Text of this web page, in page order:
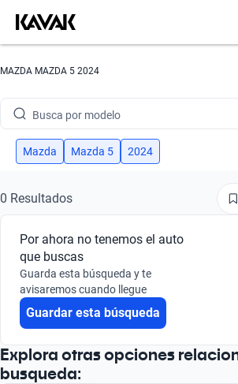
MAZDA MAZDA 5 2024
Busca por modelo
Busca por versión
Busca por marca
Busca por modelo
Busca por versión
Mazda Mazda 5 2024
0 Resultados
Por ahora no tenemos el auto
que buscas
Guarda esta búsqueda y te
avisaremos cuando llegue
Guardar esta búsqueda
Explora otras opciones
busqueda: